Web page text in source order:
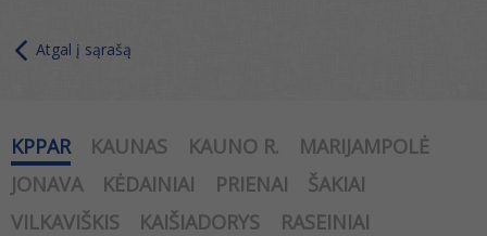
Atgal į sąrašą
KPPAR KAUNAS KAUNO R.
MARIJAMPOLĖ
JONAVA
KĖDAINIAI PRIENAI
ŠAKIAI
VILKAVIŠKIS
KAIŠIADORYS RASEINIAI